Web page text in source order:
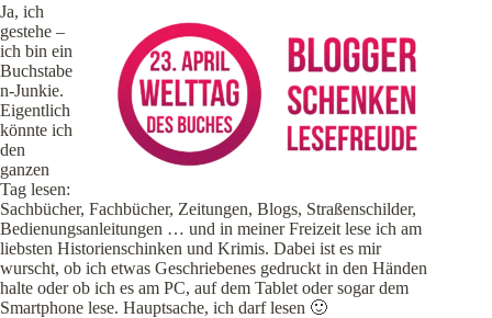
Ja, ich
gestehe –
ich bin ein
Buchstabe
n-Junkie.
Eigentlich
könnte ich
den
ganzen
Tag lesen:
Sachbücher, Fachbücher, Zeitungen, Blogs, Straßenschilder,
Bedienungsanleitungen … und in meiner Freizeit lese ich am
liebsten Historienschinken und Krimis. Dabei ist es mir
wurscht, ob ich etwas Geschriebenes gedruckt in den Händen
halte oder ob ich es am PC, auf dem Tablet oder sogar dem
Smartphone lese. Hauptsache, ich darf lesen 🙂